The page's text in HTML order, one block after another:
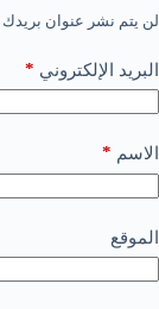
لن يتم نشر عنوان بريدك
البريد الإلكتروني *
الاسم *
الموقع